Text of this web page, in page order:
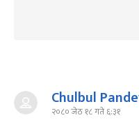
Chulbul
२०८० जेठ १८ गते ६:३१